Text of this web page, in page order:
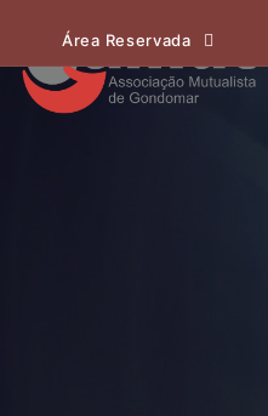
Área Reservada